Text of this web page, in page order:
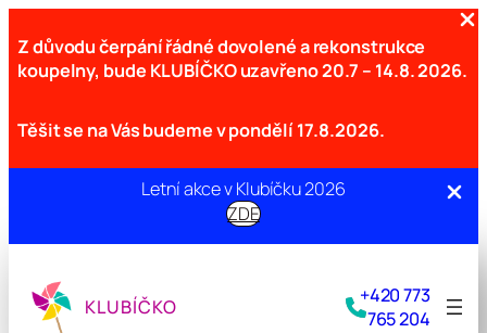
Z důvodu čerpání řádné dovolené a rekonstrukce
koupelny, bude KLUBÍČKO uzavřeno20.7 – 14.8. 2026.
Těšit se na Vás budeme v pondělí 17.8.2026.
Letní akce v Klubíčku 2026
ZDE
obsah
KLUBÍČKO
+420 773
765 204